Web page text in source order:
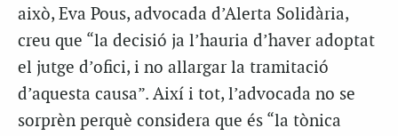
això, Eva Pous, advocada d’Alerta Solidària,
creu que “la decisió ja l’hauria d’haver adoptat
el jutge d’ofici, i no allargar la tramitació
d’aquesta causa”. Així i tot, l’advocada no se
sorprèn perquè considera que és “la tònica